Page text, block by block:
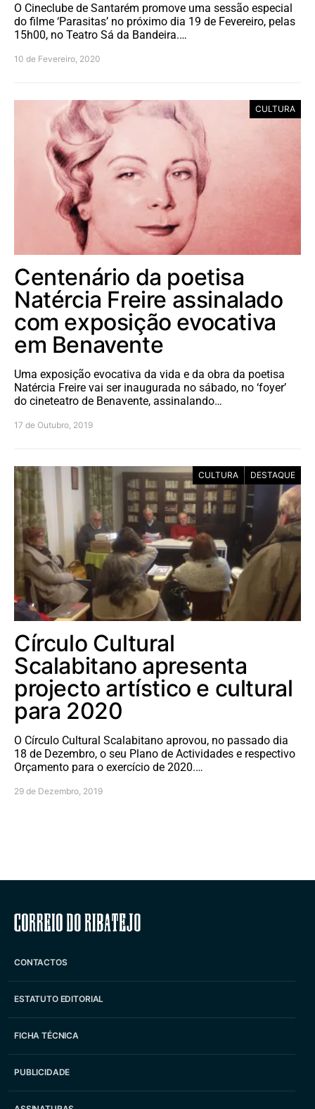
O Cineclube de Santarém promove uma sessão especial
do filme ‘Parasitas’ no próximo dia 19 de Fevereiro, pelas
15h00, no Teatro Sá da Bandeira.…
10 de Fevereiro, 2020
CULTURA
Centenário da poetisa
Natércia Freire assinalado
com exposição evocativa
em Benavente
Uma exposição evocativa da vida e da obra da poetisa
Natércia Freire vai ser inaugurada no sábado, no ‘foyer’
do cineteatro de Benavente, assinalando…
17 de Outubro, 2019
CULTURA DESTAQUE
Círculo Cultural
Scalabitano apresenta
projecto artístico e cultural
para 2020
O Círculo Cultural Scalabitano aprovou, no passado dia
18 de Dezembro, o seu Plano de Actividades e respectivo
Orçamento para o exercício de 2020.…
29 de Dezembro, 2019
Correio do Ribatejo
CONTACTOS
ESTATUTO EDITORIAL
FICHA TÉCNICA
PUBLICIDADE